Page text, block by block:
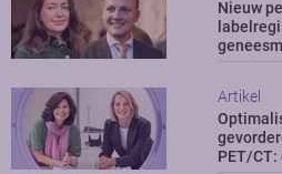
Nieuw
Artikel
PET/CT: